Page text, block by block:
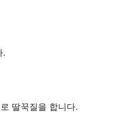
.
딸꾹질을 합니다.